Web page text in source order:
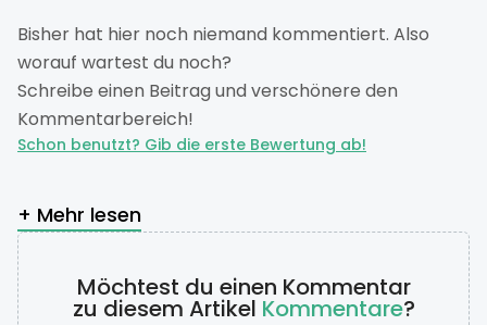
Bisher hat hier noch niemand kommentiert. Also
worauf wartest du noch?
Schreibe einen Beitrag und verschönere den
Kommentarbereich!
Schon benutzt? Gib die erste Bewertung ab!
+ Mehr lesen
Möchtest du einen Kommentar
zu diesem Artikel Kommentare?